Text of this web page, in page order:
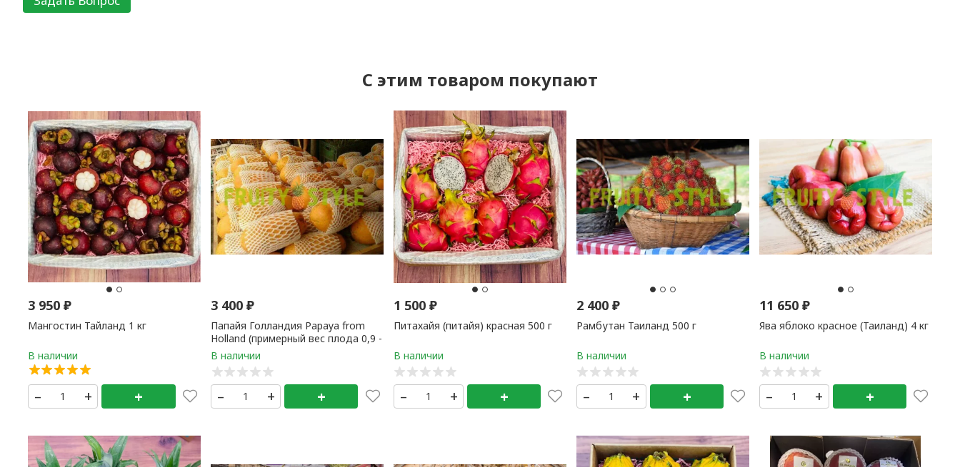
C этим товаром покупают
3 950₽
Мангостин Тайланд 1 кг
– + +
3 400₽
Папайя Голландия Papaya from
Holland (примерный вес плода 0,9 -
1,8 кг) 1 кг
– + +
1 500₽
Питахайя (питайя) красная 500 г
– + +
2 400 ₽
Рамбутан Таиланд 500 г
– + +
11 650 ₽
Ява яблоко красное (Таиланд) 4 кг
– + +